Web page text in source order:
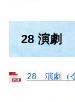
28 演劇
28 演劇（